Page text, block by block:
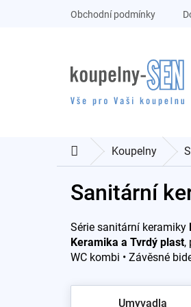
Obchodní podmínky
DomůKoupelny
Sanitární
Série sanitární keramiky
Keramika a Tvrdý plast,
WC kombi • Závěsné
Umyvadla